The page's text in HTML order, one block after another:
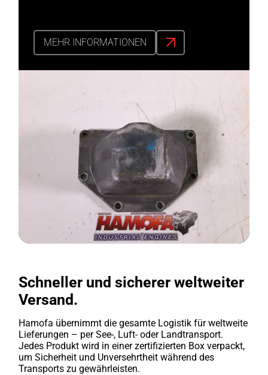
MEHR INFORMATIONEN
Schneller und sicherer weltweiter
Versand.
Hamofa übernimmt die gesamte Logistik für weltweite
Lieferungen – per See-, Luft- oder Landtransport.
Jedes Produkt wird in einer zertifizierten Box verpackt,
um Sicherheit und Unversehrtheit während des
Transports zu gewährleisten.